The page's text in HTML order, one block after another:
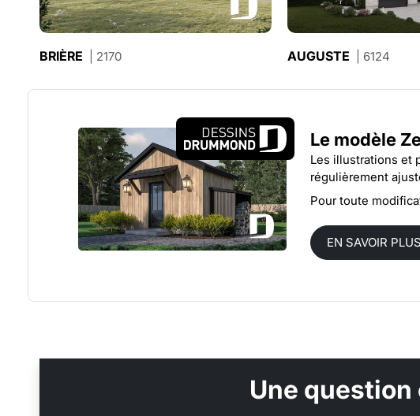
BRIÈRE | 2170 AUGUSTE | 6124
Le modèle
Les illustrations et
régulièrement
Pour toute
EN SAVOIR PLUS
Une question